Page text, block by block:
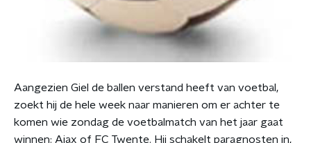
Aangezien Giel de ballen verstand heeft van voetbal,
zoekt hij de hele week naar manieren om er achter te
komen wie zondag de voetbalmatch van het jaar gaat
winnen: Ajax of FC Twente. Hij schakelt paragnosten in,